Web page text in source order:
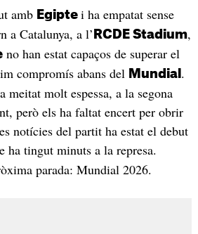
amb Egipte i ha empatat sense
a Catalunya, a l’ RCDE Stadium,
no han estat capaços de superar el
compromís abans del Mundial .
meitat molt espessa, a la segona
però els ha faltat encert per obrir
notícies del partit ha estat el debut
ha tingut minuts a la represa.
parada: Mundial 2026.